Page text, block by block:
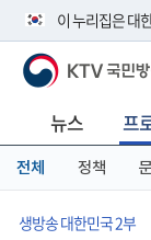
이 누리집은 대
공식 누리집 주소
니다.
이밖에 or.kr 또
서 도메인 주소
KTV 국민방송
뉴스 프
전체 정책
생방송 대한민국 2부